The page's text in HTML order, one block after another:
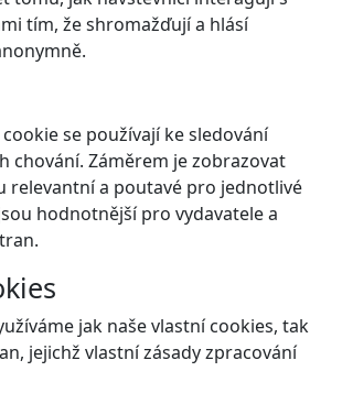
tím, že shromažďují a hlásí
se používají ke sledování
chování. Záměrem je zobrazovat
relevantní a poutavé pro jednotlivé
hodnotnější pro vydavatele a
jak naše vlastní cookies, tak
jejichž vlastní zásady zpracování